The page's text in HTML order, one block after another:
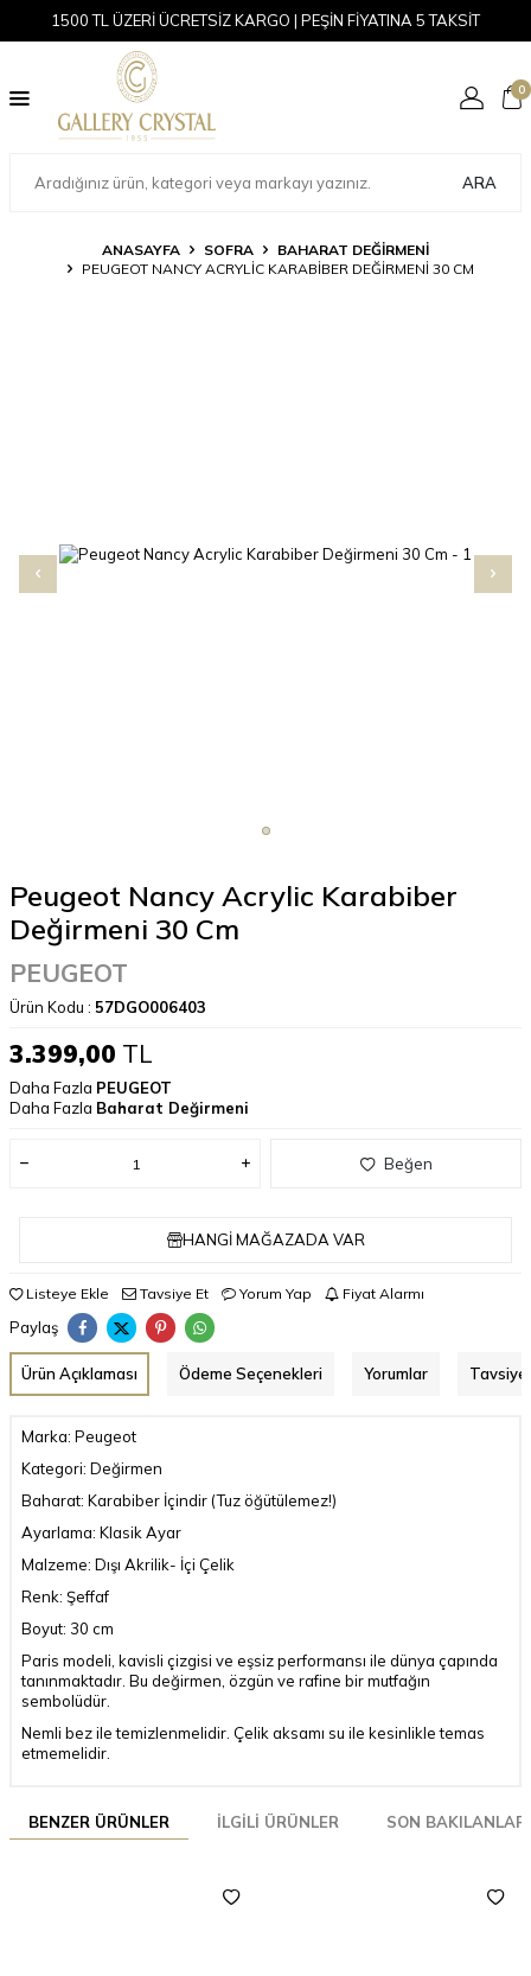
1500 TL ÜZERİ ÜCRETSİZ KARGO | PEŞİN FİYATINA 5 TAKSİT
ARA
0
ANASAYFA SOFRA
BAHARAT DEĞIRMENI
PEUGEOT NANCY ACRYLIC KARABIBER DEĞIRMENI 30 CM
Peugeot Nancy Acrylic Karabiber
Değirmeni 30 Cm
PEUGEOT
Ürün Kodu : 57DGO006403
3.399,00 TL
Daha Fazla PEUGEOT
Daha Fazla Baharat Değirmeni
Beğen
HANGI MAĞAZADA VAR
Listeye Ekle Tavsiye Et Yorum Yap Fiyat Alarmı
Paylaş
Ürün Açıklaması Ödeme Seçenekleri Yorumlar Tavsiye
Marka: Peugeot
Kategori: Değirmen
Baharat: Karabiber İçindir (Tuz öğütülemez!)
Ayarlama: Klasik Ayar
Malzeme: Dışı Akrilik- İçi Çelik
Renk: Şeffaf
Boyut: 30 cm
Paris modeli, kavisli çizgisi ve eşsiz performansı ile dünya çapında
tanınmaktadır. Bu değirmen, özgün ve rafine bir mutfağın
sembolüdür.
Nemli bez ile temizlenmelidir. Çelik aksamı su ile kesinlikle temas
etmemelidir.
BENZER ÜRÜNLER İLGILI ÜRÜNLER SON BAKILANLAR